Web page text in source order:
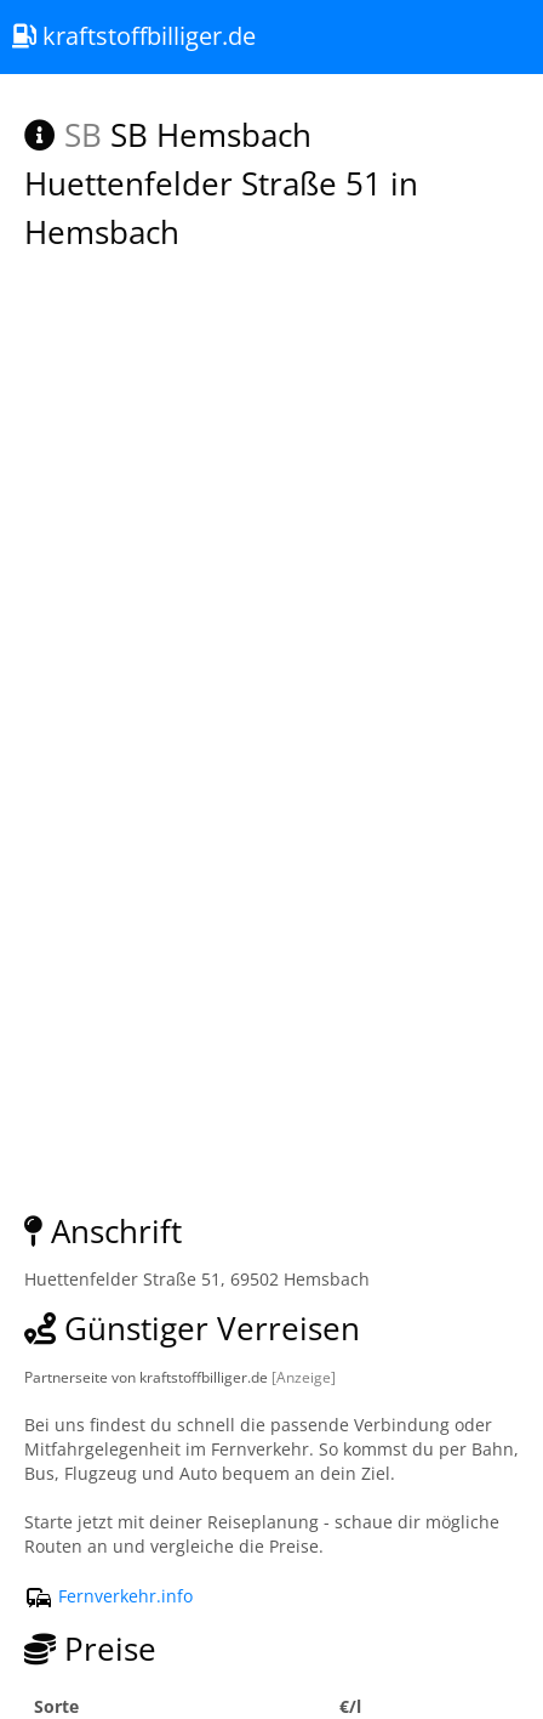
kraftstoffbilliger.de
SB SB Hemsbach
Huettenfelder Straße 51 in
Hemsbach
Anschrift
Huettenfelder Straße 51, 69502 Hemsbach
Günstiger Verreisen
Partnerseite von kraftstoffbilliger.de [Anzeige]
Bei uns findest du schnell die passende Verbindung oder
Mitfahrgelegenheit im Fernverkehr. So kommst du per Bahn,
Bus, Flugzeug und Auto bequem an dein Ziel.
Starte jetzt mit deiner Reiseplanung - schaue dir mögliche
Routen an und vergleiche die Preise.
Fernverkehr.info
Preise
Sorte
€/l